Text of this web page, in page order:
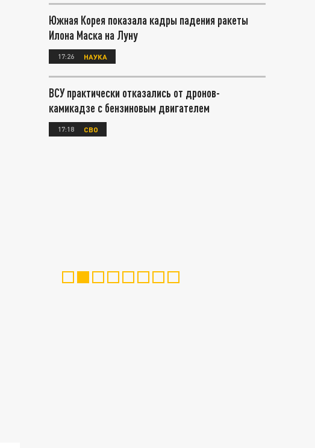
Южная Корея показала кадры падения ракеты
Илона Маска на Луну
17:26 НАУКА
ВСУ практически отказались от дронов-
камикадзе с бензиновым двигателем
17:18 СВО